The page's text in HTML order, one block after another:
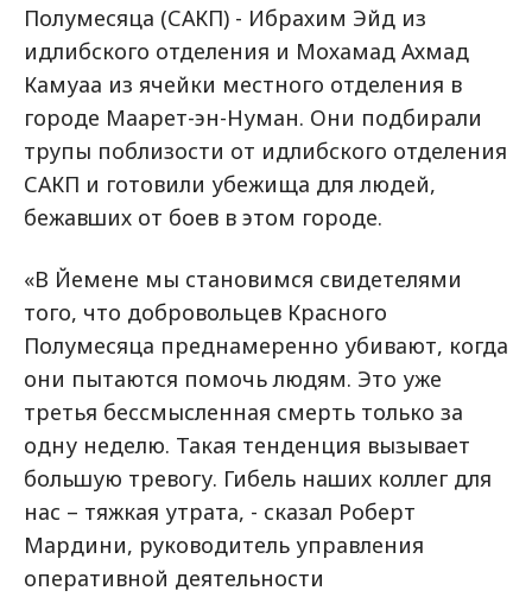
Полумесяца (САКП) - Ибрахим Эйд из
идлибского отделения и Мохамад Ахмад
Камуаа из ячейки местного отделения в
городе Маарет-эн-Нуман. Они подбирали
трупы поблизости от идлибского отделения
САКП и готовили убежища для людей,
бежавших от боев в этом городе.
«В Йемене мы становимся свидетелями
того, что добровольцев Красного
Полумесяца преднамеренно убивают, когда
они пытаются помочь людям. Это уже
третья бессмысленная смерть только за
одну неделю. Такая тенденция вызывает
большую тревогу. Гибель наших коллег для
нас – тяжкая утрата, - сказал Роберт
Мардини, руководитель управления
оперативной деятельности